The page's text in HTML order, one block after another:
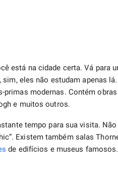
está na cidade certa. Vá para
eles não estudam apenas
primas modernas. Contém
e muitos outros.
tempo para sua visita.
Existem também salas
de edifícios e museus